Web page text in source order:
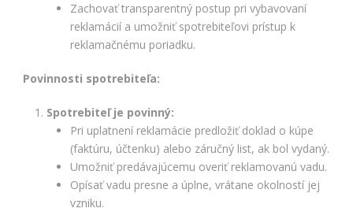
Zachovať transparentný postup pri vybavovaní
reklamácií a umožniť spotrebiteľovi prístup k
reklamačnému poriadku.
Povinnosti spotrebiteľa:
Spotrebiteľ je povinný:
Pri uplatnení reklamácie predložiť doklad o kúpe
(faktúru, účtenku) alebo záručný list, ak bol vydaný.
Umožniť predávajúcemu overiť reklamovanú vadu.
Opísať vadu presne a úplne, vrátane okolností jej
vzniku.